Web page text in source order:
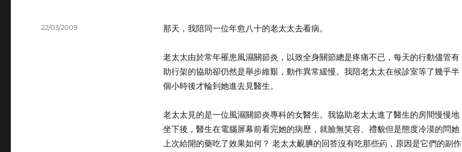
那天，我陪同一位年愈八十的老太太去看病。
老太太由於常年罹患風濕關節炎，以致全身關節總是疼痛不已，每天的行動儘管有
助行架的協助卻仍然是舉步維艱，動作異常緩慢。我陪老太太在候診室等了幾乎半
個小時後才輪到她進去見醫生。
老太太見的是一位風濕關節炎專科的女醫生。我協助老太太進了醫生的房間慢慢地
坐下後，醫生在電腦屏幕前看完她的病歷，就臉無笑容、禮貌但是態度冷漠的問她
上次給開的藥吃了效果如何？ 老太太靦腆的回答沒有吃那些葯，原因是它們的副作
Posted
22/03/2009